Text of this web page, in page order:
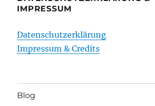
IMPRESSUM
Datenschutzerklärung
Impressum & Credits
Blog